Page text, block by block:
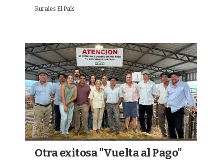
Rurales El País
Otra exitosa "Vuelta al Pago"